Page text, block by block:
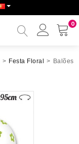
0
Minha
> Festa Floral > Balões